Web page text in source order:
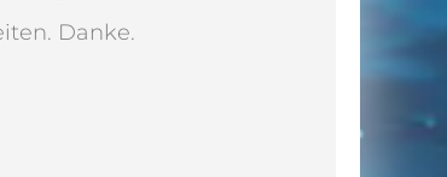
Danke.